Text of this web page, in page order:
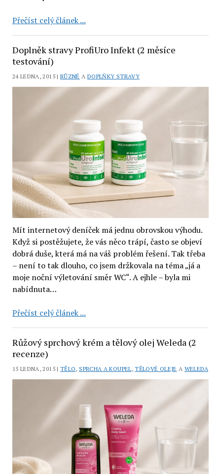
Přečíst celý článek ...Arganový
Tilia:
pro
suché
vlasy
vůní
bylinek
(recenze)
Doplněk stravy ProfiUro Infekt (2 měsíce
testování)
24 LEDNA, 2015 |RŮZNÉ A DOPLŇKY STRAVY
Mít internetový deníček má jednu obrovskou výhodu.
Když si postěžujete, že vás něco trápí, často se objeví
dobrá duše, která má na váš problém řešení. Tak třeba
– není to tak dlouho, co jsem držkovala na téma „já a
moje noční výletování směr WC“. A ejhle – byla mi
nabídnuta…
Přečíst celý článek ...Doplněk
Infekt
měsíce
testování)
Růžový sprchový krém a tělový olej Weleda (2
recenze)
15 LEDNA, 2015 |TĚLO, SPRCHA A KOUPEL,TĚLOVÉ OLEJE A WELEDA